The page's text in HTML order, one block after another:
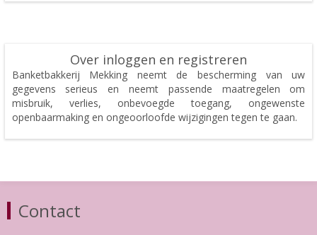
Over inloggen en registreren
Banketbakkerij Mekking neemt de bescherming van uw
gegevens serieus en neemt passende maatregelen om
misbruik, verlies, onbevoegde toegang, ongewenste
openbaarmaking en ongeoorloofde wijzigingen tegen te gaan.
Contact